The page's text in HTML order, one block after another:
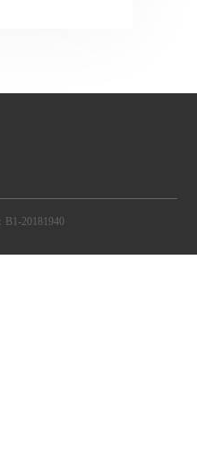
况，一种是可以
20181940